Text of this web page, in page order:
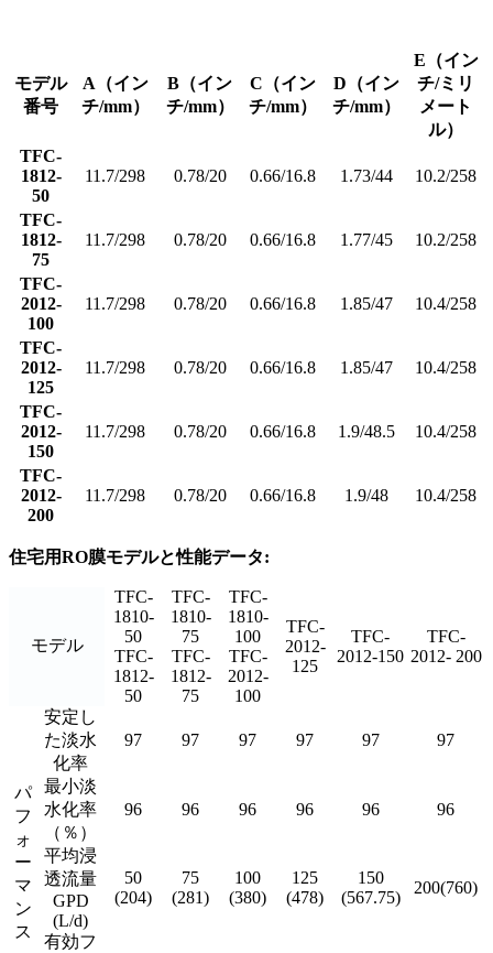
モデル
番号
A（イン
チ/mm）
B（イン
チ/mm）
C（イン
チ/mm）
D（イン
チ/mm）
E（イン
チ/ミリ
メート
ル）
TFC-
1812-
50
11.7/298 0.78/20 0.66/16.8 1.73/44 10.2/258
TFC-
1812-
75
11.7/298 0.78/20 0.66/16.8 1.77/45 10.2/258
TFC-
2012-
100
11.7/298 0.78/20 0.66/16.8 1.85/47 10.4/258
TFC-
2012-
125
11.7/298 0.78/20 0.66/16.8 1.85/47 10.4/258
TFC-
2012-
150
11.7/298 0.78/20 0.66/16.8 1.9/48.5 10.4/258
TFC-
2012-
200
11.7/298 0.78/20 0.66/16.8 1.9/48 10.4/258
住宅用RO膜モデルと性能データ:
モデル
TFC-
1810-
50
TFC-
1810-
75
TFC-
1810-
100
TFC-
2012-
125
TFC-
2012-150
TFC-
2012- 200
TFC-
1812-
50
TFC-
1812-
75
TFC-
2012-
100
パ
フ
ォ
ー
マ
ン
ス
安定し
た淡水
化率
97 97 97 97 97 97
最小淡
水化率
（％）
96 96 96 96 96 96
平均浸
透流量
GPD
(L/d)
50
(204)
75
(281)
100
(380)
125
(478)
150
(567.75)
200(760)
有効フ